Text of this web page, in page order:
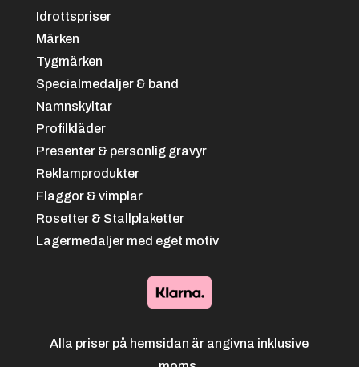
Cykel MTB
Idrottspriser
Märken
Tygmärken
Specialmedaljer & band
Namnskyltar
Profilkläder
Presenter & personlig gravyr
Reklamprodukter
Flaggor & vimplar
Rosetter & Stallplaketter
Lagermedaljer med eget motiv
Alla priser på hemsidan är angivna inklusive